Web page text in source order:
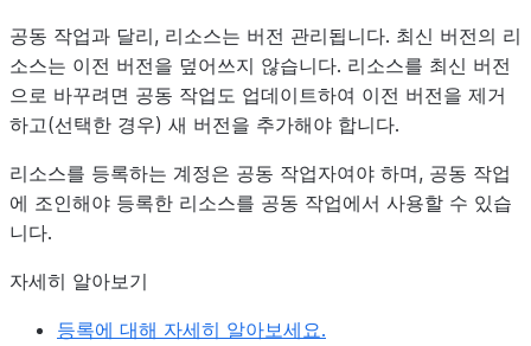
공동 작업과 달리, 리소스는 버전 관리됩니다. 최신 버전의 리
소스는 이전 버전을 덮어쓰지 않습니다. 리소스를 최신 버전
으로 바꾸려면 공동 작업도 업데이트하여 이전 버전을 제거
하고(선택한 경우) 새 버전을 추가해야 합니다.
리소스를 등록하는 계정은 공동 작업자여야 하며, 공동 작업
에 조인해야 등록한 리소스를 공동 작업에서 사용할 수 있습
니다.
자세히 알아보기
등록에 대해 자세히 알아보세요.